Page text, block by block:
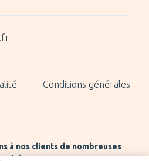
Conditions générales
à nos clients de nombreuses